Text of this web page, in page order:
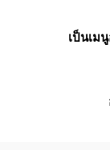
เป็นเม